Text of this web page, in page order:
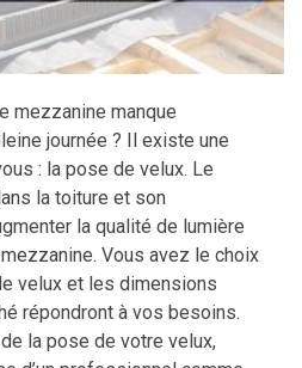
mezzanine manque
journée ? Il existe une
: la pose de velux. Le
la toiture et son
la qualité de lumière
Vous avez le choix
velux et les dimensions
répondront à vos besoins.
la pose de votre velux,